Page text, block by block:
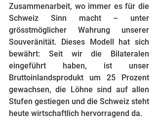
Zusammenarbeit, wo immer es für die
Schweiz Sinn macht – unter
grösstmöglicher Wahrung unserer
Souveränität. Dieses Modell hat sich
bewährt: Seit wir die Bilateralen
eingeführt haben, ist unser
Bruttoinlandsprodukt um 25 Prozent
gewachsen, die Löhne sind auf allen
Stufen gestiegen und die Schweiz steht
heute wirtschaftlich hervorragend da.